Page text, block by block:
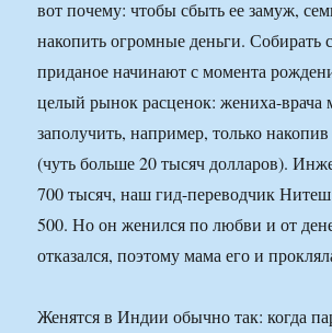
вот почему: чтобы сбыть ее замуж,
накопить огромные деньги. Собирать
приданое начинают с момента
целый рынок расценок: жениха-врача
заполучить, например, только
(чуть больше 20 тысяч долларов).
700 тысяч, наш гид-переводчик Нитеш
500. Но он женился по любви и от
отказался, поэтому мама его и
Женятся в Индии обычно так: когда